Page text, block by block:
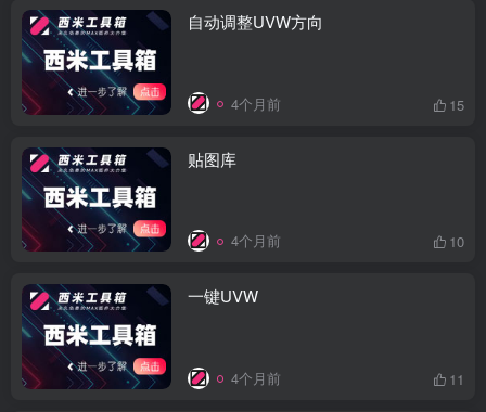
自动调整UVW方向
4个月前 15
贴图库
4个月前 10
一键UVW
4个月前 11